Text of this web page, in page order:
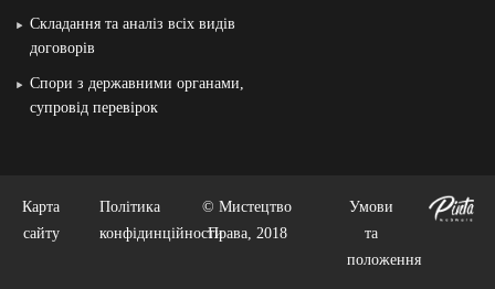
Складання та аналіз всіх видів
договорів
Спори з державними органами,
супровід перевірок
Карта
сайту
Політика
конфідинційности
© Мистецтво
Права, 2018
Умови
та
положення